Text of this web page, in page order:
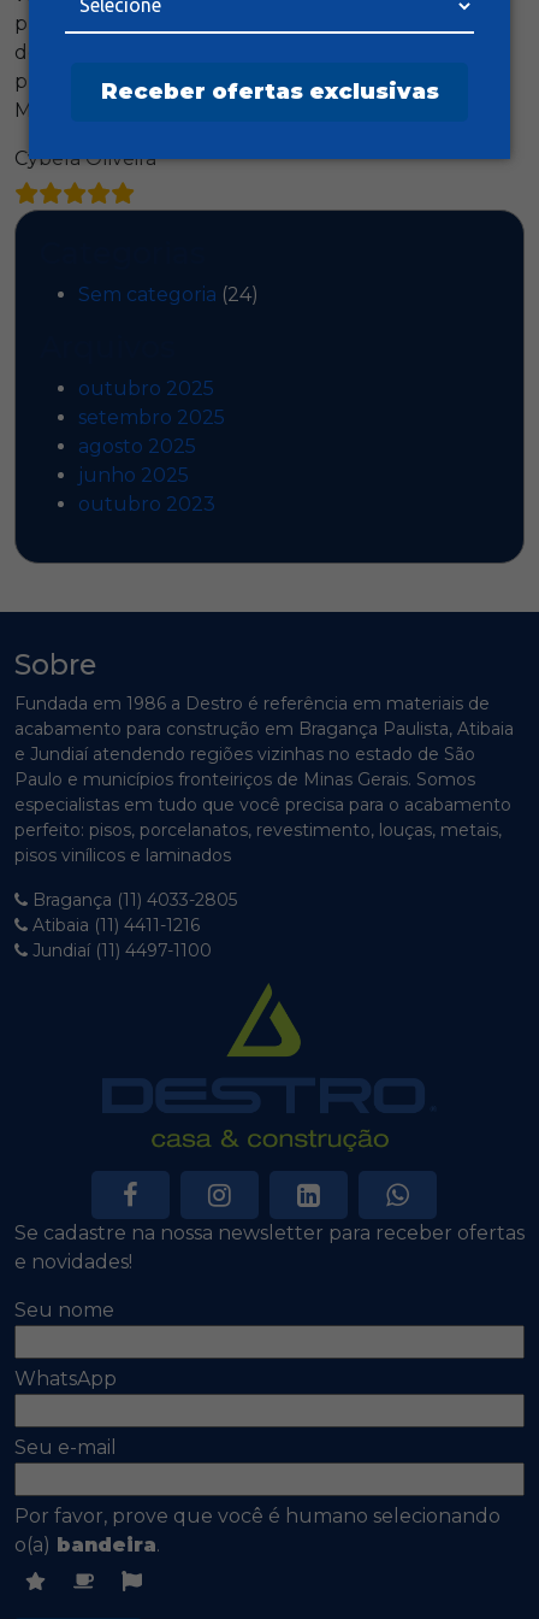
Receber ofertas exclusivas
prestativo. E não acaba por aí: ressalto a educação
dos entregadores, que foram muito educados e
prestativos. A loja como um todo está de parabéns.
Me tornei cliente para sempre.
Cybela Oliveira
Sem categoria (24)
outubro 2025
setembro 2025
agosto 2025
junho 2025
outubro 2023
Sobre
Fundada em 1986 a Destro é referência em materiais de
acabamento para construção em Bragança Paulista, Atibaia
e Jundiaí atendendo regiões vizinhas no estado de São
Paulo e municípios fronteiriços de Minas Gerais. Somos
especialistas em tudo que você precisa para o acabamento
perfeito: pisos, porcelanatos, revestimento, louças, metais,
pisos vinílicos e laminados
Bragança (11) 4033-2805
Atibaia (11) 4411-1216
Jundiaí (11) 4497-1100
Se cadastre na nossa newsletter para receber ofertas
e novidades!
Seu nome
WhatsApp
Seu e-mail
Por favor, prove que você é humano selecionando
o(a) bandeira.